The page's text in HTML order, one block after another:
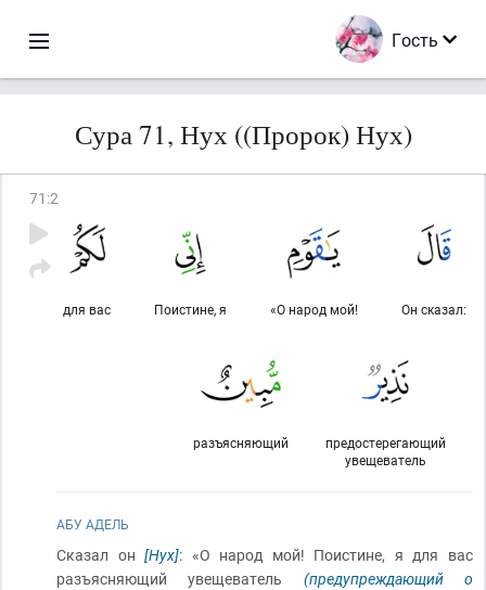
Гость
Сура 71, Нух ((Пророк) Нух)
71 :2
Он сказал:
«О народ мой!
Поистине, я
для вас
предостерегающий
увещеватель
разъясняющий
АБУ АДЕЛЬ
Сказал он[Нух]: «О народ мой! Поистине, я для вас
разъясняющий увещеватель (предупреждающий о